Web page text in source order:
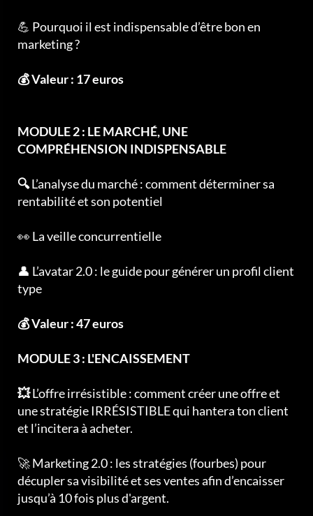
💪 Pourquoi il est indispensable d’être bon en
marketing ?
💰 Valeur : 17 euros
MODULE 2 : LE MARCHÉ, UNE
COMPRÉHENSION INDISPENSABLE
🔍L’analyse du marché : comment déterminer sa
rentabilité et son potentiel
👀 La veille concurrentielle
👤 L’avatar 2.0 : le guide pour générer un profil client
type
💰 Valeur : 47 euros
MODULE 3 : L'ENCAISSEMENT
💥L’offre irrésistible : comment créer une offre et
une stratégie IRRÉSISTIBLE qui hantera ton client
et l’incitera à acheter.
🚀 Marketing 2.0 : les stratégies (fourbes) pour
décupler sa visibilité et ses ventes afin d’encaisser
jusqu’à 10 fois plus d'argent.